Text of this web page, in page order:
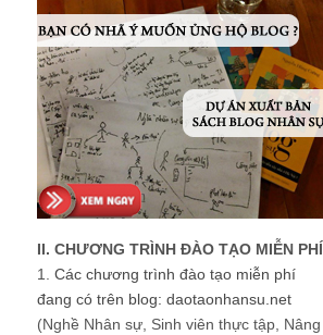
II. CHƯƠNG TRÌNH ĐÀO TẠO MIỄN PHÍ
1. Các chương trình đào tạo miễn phí
đang có trên blog: daotaonhansu.net
(Nghề Nhân sự, Sinh viên thực tập, Nâng